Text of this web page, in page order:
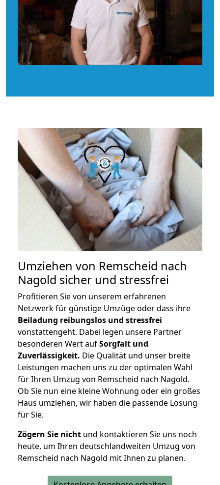
Umziehen von Remscheid nach
Nagold sicher und stressfrei
Profitieren Sie von unserem erfahrenen
Netzwerk für günstige Umzüge oder dass ihre
Beiladung reibungslos und stressfrei
vonstattengeht. Dabei legen unsere Partner
besonderen Wert aufSorgfalt und
Zuverlässigkeit. Die Qualität und unser breite
Leistungen machen uns zu der optimalen Wahl
für Ihren Umzug von Remscheid nach Nagold.
Ob Sie nun eine kleine Wohnung oder ein großes
Haus umziehen, wir haben die passende Lösung
für Sie.
Zögern Sie nicht und kontaktieren Sie uns noch
heute, um Ihren deutschlandweiten Umzug von
Remscheid nach Nagold mit Ihnen zu planen.